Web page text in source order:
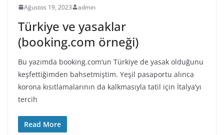
Ağustos 19, 2023 admin
Türkiye ve yasaklar
(booking.com örneği)
Bu yazımda booking.com‘un Türkiye de yasak olduğunu
keşfettiğimden bahsetmiştim. Yeşil pasaportu alınca
korona kısıtlamalarının da kalkmasıyla tatil için İtalya’yı
tercih
Read More